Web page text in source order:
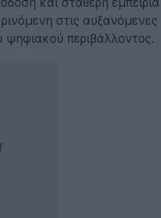
στις αυξανόμενες
ψηφιακού περιβάλλοντος.